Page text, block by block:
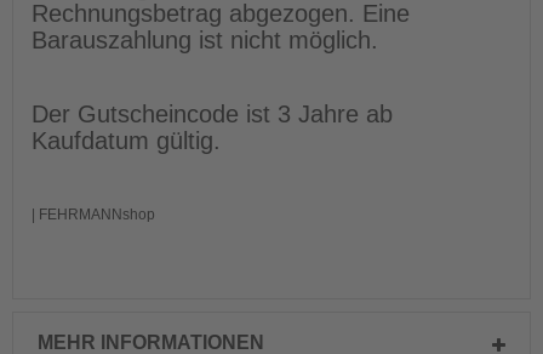
Rechnungsbetrag abgezogen. Eine
Barauszahlung ist nicht möglich.
Der Gutscheincode ist 3 Jahre ab
Kaufdatum gültig.
| FEHRMANNshop
MEHR INFORMATIONEN